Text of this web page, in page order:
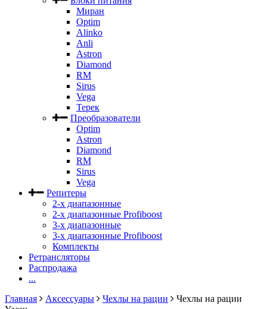
Миран
Optim
Alinko
Anli
Astron
Diamond
RM
Sirus
Vega
Терек
Преобразователи
Optim
Astron
Diamond
RM
Sirus
Vega
Репитеры
2-х диапазонные
2-х диапазонные Profiboost
3-х диапазонные
3-х диапазонные Profiboost
Комплекты
Ретрансляторы
Распродажа
...
Главная
Аксессуары Чехлы на рации
Чехлы на рации